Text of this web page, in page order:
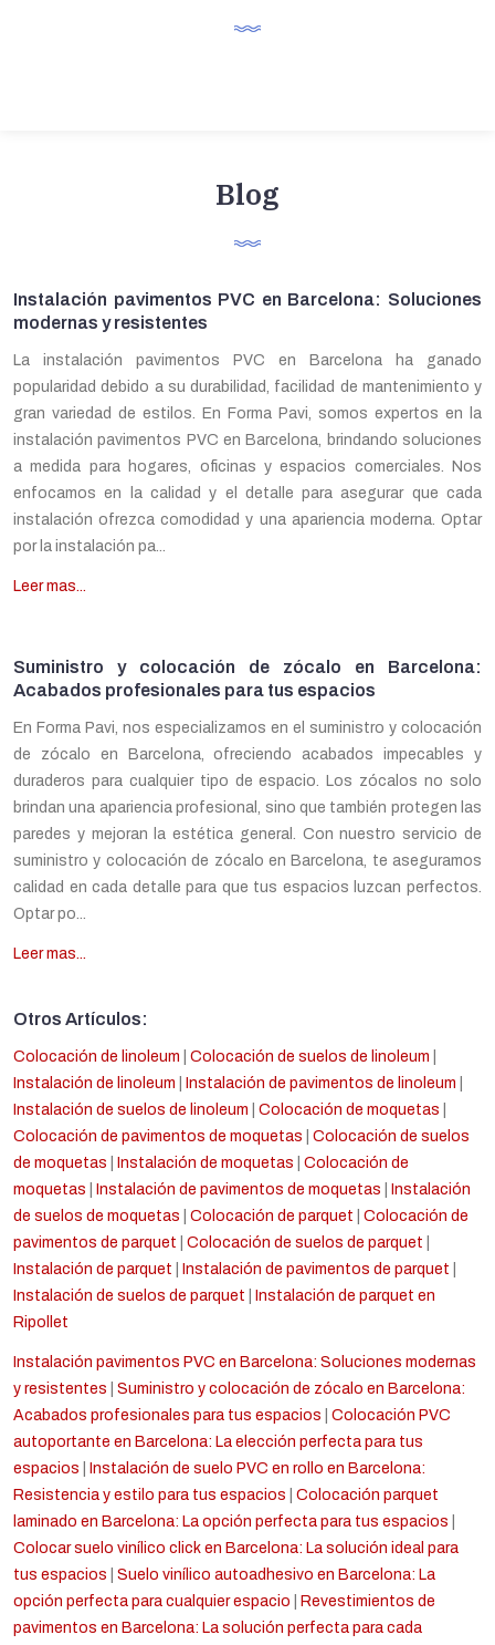
Blog
Instalación pavimentos PVC en Barcelona: Soluciones
modernas y resistentes
La instalación pavimentos PVC en Barcelona ha ganado
popularidad debido a su durabilidad, facilidad de mantenimiento y
gran variedad de estilos. En Forma Pavi, somos expertos en la
instalación pavimentos PVC en Barcelona, brindando soluciones
a medida para hogares, oficinas y espacios comerciales. Nos
enfocamos en la calidad y el detalle para asegurar que cada
instalación ofrezca comodidad y una apariencia moderna. Optar
por la instalación pa...
Leer mas...
Suministro y colocación de zócalo en Barcelona:
Acabados profesionales para tus espacios
En Forma Pavi, nos especializamos en el suministro y colocación
de zócalo en Barcelona, ofreciendo acabados impecables y
duraderos para cualquier tipo de espacio. Los zócalos no solo
brindan una apariencia profesional, sino que también protegen las
paredes y mejoran la estética general. Con nuestro servicio de
suministro y colocación de zócalo en Barcelona, te aseguramos
calidad en cada detalle para que tus espacios luzcan perfectos.
Optar po...
Leer mas...
Otros Artículos:
Colocación de linoleum Colocación de suelos de linoleum
Instalación de linoleum
Instalación de pavimentos de linoleum
Instalación de suelos de linoleum
Colocación de moquetas
Colocación de pavimentos de moquetas
Colocación de suelos
de moquetas
Instalación de moquetas
Colocación de
moquetas
Instalación de pavimentos de moquetas
Instalación
de suelos de moquetas
Colocación de parquet
Colocación de
pavimentos de parquet
Colocación de suelos de parquet
Instalación de parquet
Instalación de pavimentos de parquet
Instalación de suelos de parquet
Instalación de parquet en
Ripollet
Instalación pavimentos PVC en Barcelona: Soluciones modernas
y resistentes
Suministro y colocación de zócalo en Barcelona:
Acabados profesionales para tus espacios
Colocación PVC
autoportante en Barcelona: La elección perfecta para tus
espacios
Instalación de suelo PVC en rollo en Barcelona:
Resistencia y estilo para tus espacios
Colocación parquet
laminado en Barcelona: La opción perfecta para tus espacios
Colocar suelo vinílico click en Barcelona: La solución ideal para
tus espacios
Suelo vinílico autoadhesivo en Barcelona: La
opción perfecta para cualquier espacio
Revestimientos de
pavimentos en Barcelona: La solución perfecta para cada